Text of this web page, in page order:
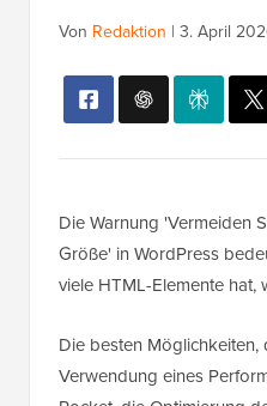
Von Redaktion | 3. April
Die Warnung 'Vermeiden
Größe' in WordPress
viele HTML-Elemente hat,
Die besten
Verwendung eines